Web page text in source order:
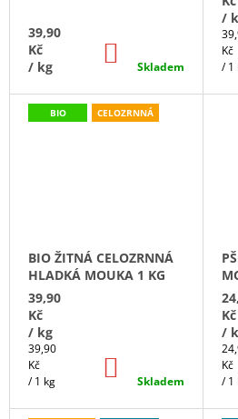
M
O
U
39,90
Kč
/ kg
KOŠÍKU
Skladem
/
Kč
/ 1
BIO CELOZRNNÁ
BIO ŽITNÁ CELOZRNNÁ
HLADKÁ MOUKA 1 KG
39,90
Kč
/ kg
Měrná
cena:
39,90
Kč
/ 1 kg
KOŠÍKU
Skladem
Kč
/
Kč
/ 1
A
T
D
O
O
U
U